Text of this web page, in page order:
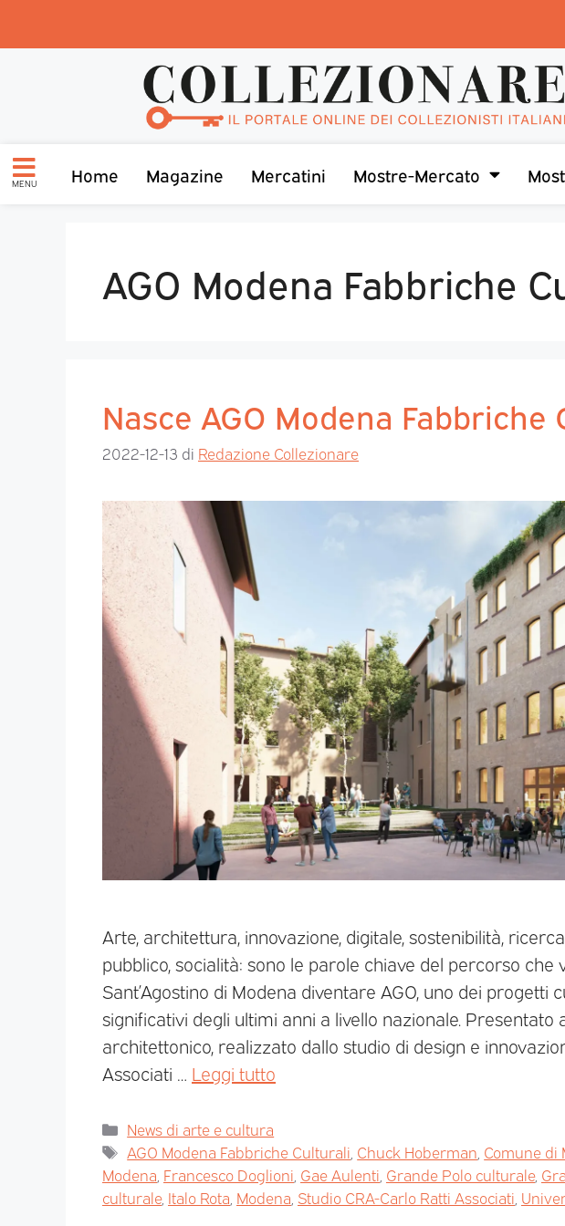
MENU Home Magazine Mercatini Mostre-Mercato
AGO Modena Fabbriche
Nasce AGO Modena Fabbriche
2022-12-13 di Redazione Collezionare
Arte, architettura, innovazione, digitale, sostenibilità,
pubblico, socialità: sono le parole chiave del percorso che
Sant’Agostino di Modena diventare AGO, uno dei progetti
significativi degli ultimi anni a livello nazionale. Presentato
architettonico, realizzato dallo studio di design e
Associati … Leggi tutto
News di arte e cultura
AGO Modena Fabbriche Culturali Chuck Hoberman Comune di
Modena Francesco Doglioni Gae Aulenti Grande Polo culturale,
culturale, Italo Rota Modena Studio CRA-Carlo Ratti Associati